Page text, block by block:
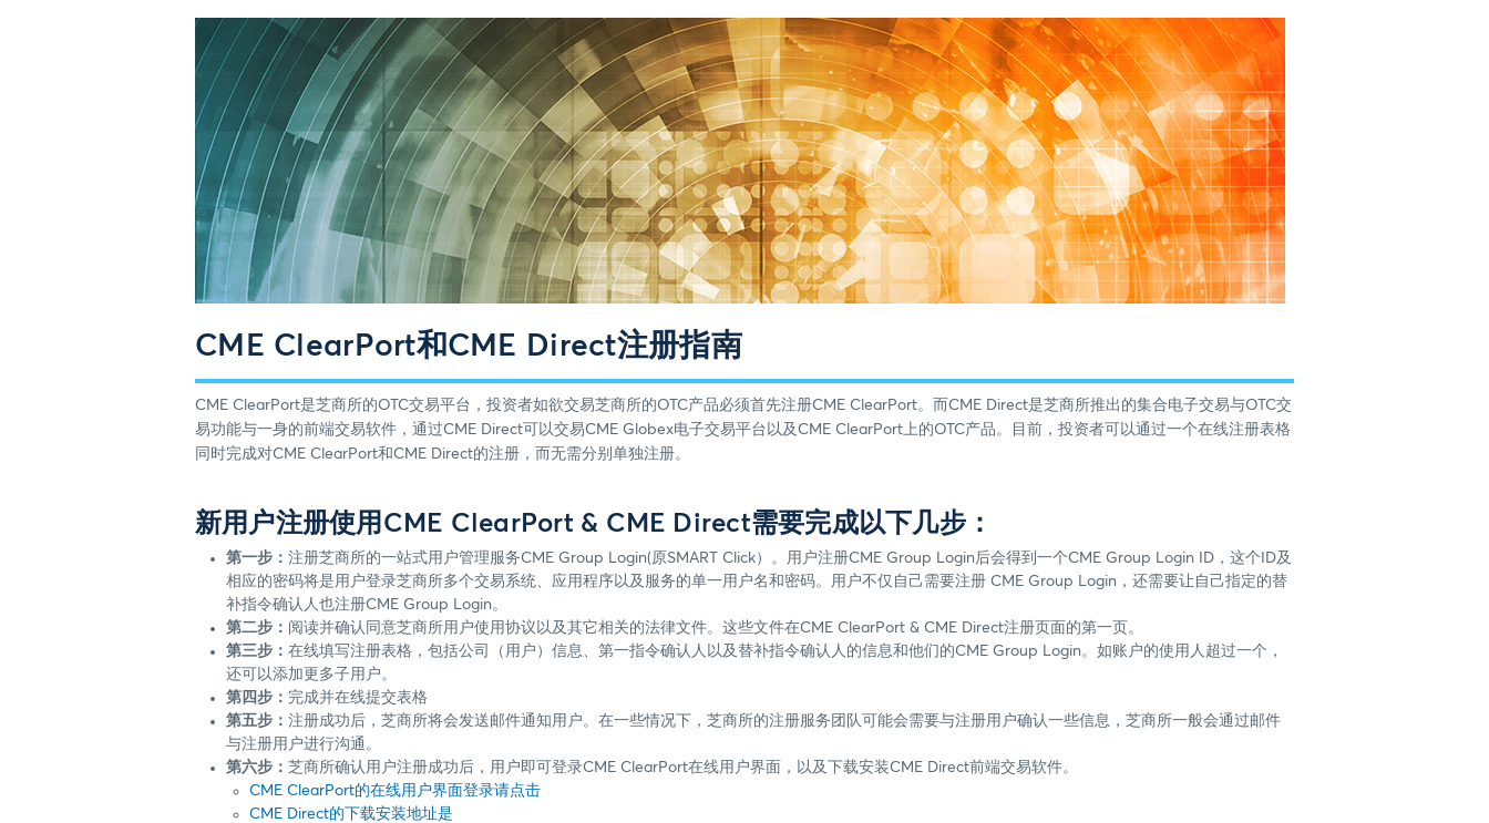
CME ClearPort和CME Direct注册指南
CME ClearPort是芝商所的OTC交易平台，投资者如欲交易芝商所的OTC产品必须首先注册CME ClearPort。而CME Direct是芝商所推出的集合电子交易与OTC交
易功能与一身的前端交易软件，通过CME Direct可以交易CME Globex电子交易平台以及CME ClearPort上的OTC产品。目前，投资者可以通过一个在线注册表格
同时完成对CME ClearPort和CME Direct的注册，而无需分别单独注册。
新用户注册使用CME ClearPort & CME Direct需要完成以下几步：
第一步： 注册芝商所的一站式用户管理服务CME Group Login(原SMART Click）。用户注册CME Group Login后会得到一个CME Group Login ID，这个ID及
相应的密码将是用户登录芝商所多个交易系统、应用程序以及服务的单一用户名和密码。用户不仅自己需要注册 CME Group Login，还需要让自己指定的替
补指令确认人也注册CME Group Login。
第二步： 阅读并确认同意芝商所用户使用协议以及其它相关的法律文件。这些文件在CME ClearPort & CME Direct注册页面的第一页。
第三步： 在线填写注册表格，包括公司（用户）信息、第一指令确认人以及替补指令确认人的信息和他们的CME Group Login。如账户的使用人超过一个，
还可以添加更多子用户。
第四步： 完成并在线提交表格
第五步： 注册成功后，芝商所将会发送邮件通知用户。在一些情况下，芝商所的注册服务团队可能会需要与注册用户确认一些信息，芝商所一般会通过邮件
与注册用户进行沟通。
第六步： 芝商所确认用户注册成功后，用户即可登录CME ClearPort在线用户界面，以及下载安装CME Direct前端交易软件。
CME ClearPort的在线用户界面登录请点击
CME Direct的下载安装地址是